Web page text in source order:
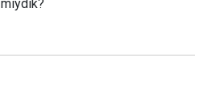
miydik?